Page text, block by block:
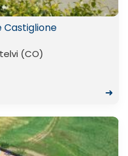
Castiglione
(CO)
➜